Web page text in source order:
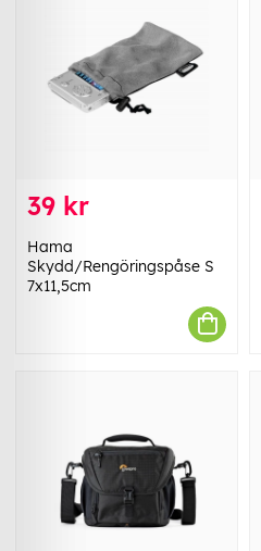
39 kr
Hama
Skydd/Rengöringspåse S
7x11,5cm